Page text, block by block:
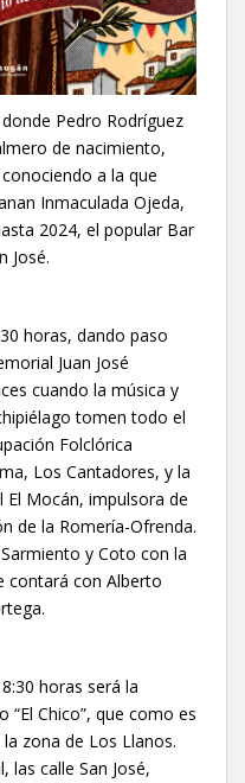
Pedro Rodríguez
de nacimiento,
a la que
Inmaculada Ojeda,
2024, el popular Bar
José.
horas, dando paso
Juan José
cuando la música y
tomen todo el
Folclórica
Los Cantadores, y la
El Mocán, impulsora de
de la Romería-Ofrenda.
y Coto con la
contará con Alberto
horas será la
“El Chico”, que como es
zona de Los Llanos.
las calle San José,